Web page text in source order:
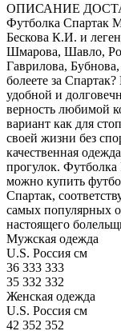
ОПИСАНИЕ
Футболка Спартак
Бескова К.И. и
Шмарова, Шавло,
Гаврилова,
болеете за
удобной и
верность любимой
вариант как для
своей жизни без
качественная
прогулок.
можно купить
Спартак,
самых популярных
настоящего
Мужская одежда
U.S. Россия см
36 333 333
35 332 332
Женская одежда
U.S. Россия см
42 352 352